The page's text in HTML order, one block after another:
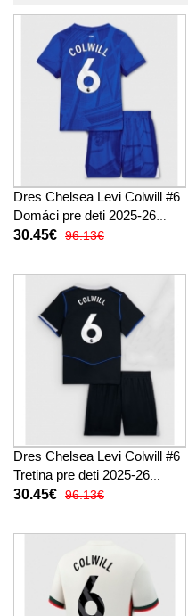
Dres Chelsea Levi Colwill #6
Domáci pre deti 2025-26
Krátky Rukáv (+ trenírky)
30.45€ 96.13€
Dres Chelsea Levi Colwill #6
Tretina pre deti 2025-26
Krátky Rukáv (+ trenírky)
30.45€ 96.13€